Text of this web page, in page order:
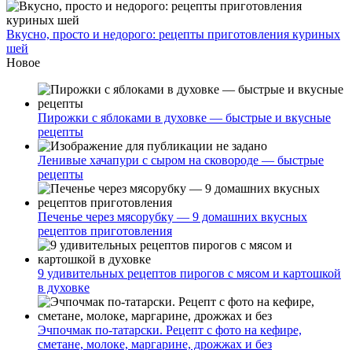
Вкусно, просто и недорого: рецепты приготовления куриных
шей
Новое
Пирожки с яблоками в духовке — быстрые и вкусные
рецепты
Ленивые хачапури с сыром на сковороде — быстрые
рецепты
Печенье через мясорубку — 9 домашних вкусных
рецептов приготовления
9 удивительных рецептов пирогов с мясом и картошкой
в духовке
Эчпочмак по-татарски. Рецепт с фото на кефире,
сметане, молоке, маргарине, дрожжах и без